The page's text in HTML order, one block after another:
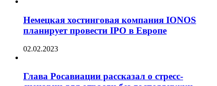
Немецкая хостинговая компания IONOS
планирует провести IPO в Европе
02.02.2023
Глава Росавиации рассказал о стресс-